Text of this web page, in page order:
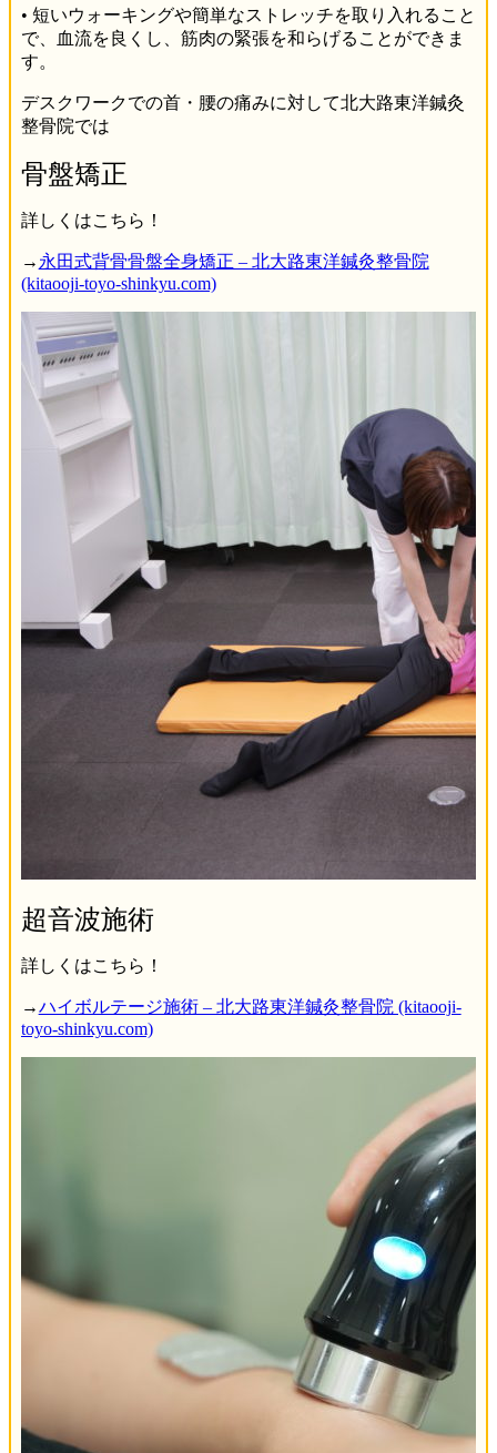
• 短いウォーキングや簡単なストレッチを取り入れること
で、血流を良くし、筋肉の緊張を和らげることができま
す。
デスクワークでの首・腰の痛みに対して北大路東洋鍼灸
整骨院では
骨盤矯正
詳しくはこちら！
→ 永田式背骨骨盤全身矯正 – 北大路東洋鍼灸整骨院
(kitaooji-toyo-shinkyu.com)
超音波施術
詳しくはこちら！
→ハイボルテージ施術 – 北大路東洋鍼灸整骨院 (kitaooji-
toyo-shinkyu.com)